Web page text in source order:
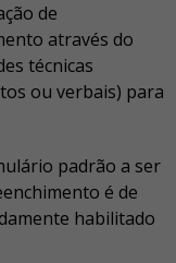
de
através do
técnicas
ou verbais) para
padrão a ser
é de
habilitado